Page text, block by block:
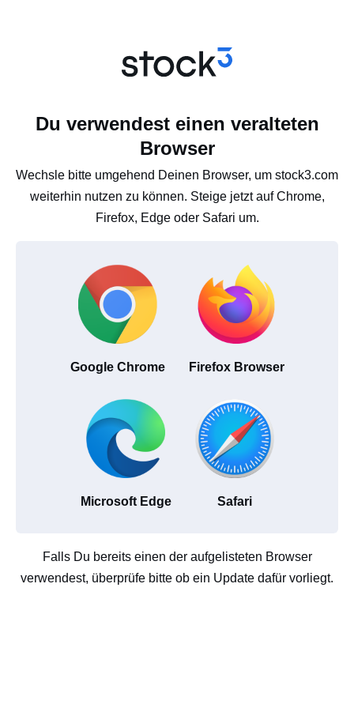
Du verwendest einen veralteten
Browser
Wechsle bitte umgehend Deinen Browser, um stock3.com
weiterhin nutzen zu können. Steige jetzt auf Chrome,
Firefox, Edge oder Safari um.
Google Chrome Firefox Browser
Microsoft Edge Safari
Falls Du bereits einen der aufgelisteten Browser
verwendest, überprüfe bitte ob ein Update dafür vorliegt.